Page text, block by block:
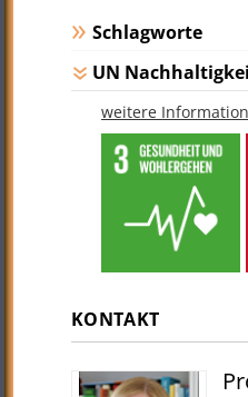
Schlagworte
UN
weitere
KONTAKT